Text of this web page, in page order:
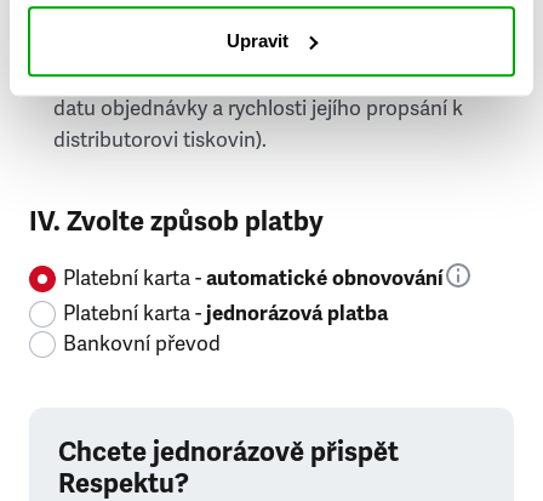
Upravit
doručování týdeníku Respekt v tištěné verzi, na
první vydání ve vaší schránce se můžete těšit
příští, nejpozději přespříští týden (v závislosti na
datu objednávky a rychlosti jejího propsání k
distributorovi tiskovin).
IV. Zvolte způsob platby
Platební karta -automatické obnovování
Platební karta -jednorázová platba
Bankovní převod
Chcete jednorázově přispět
Respektu?